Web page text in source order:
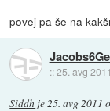
povej pa še na
::25. avg
Siddh je 25. avg 2011